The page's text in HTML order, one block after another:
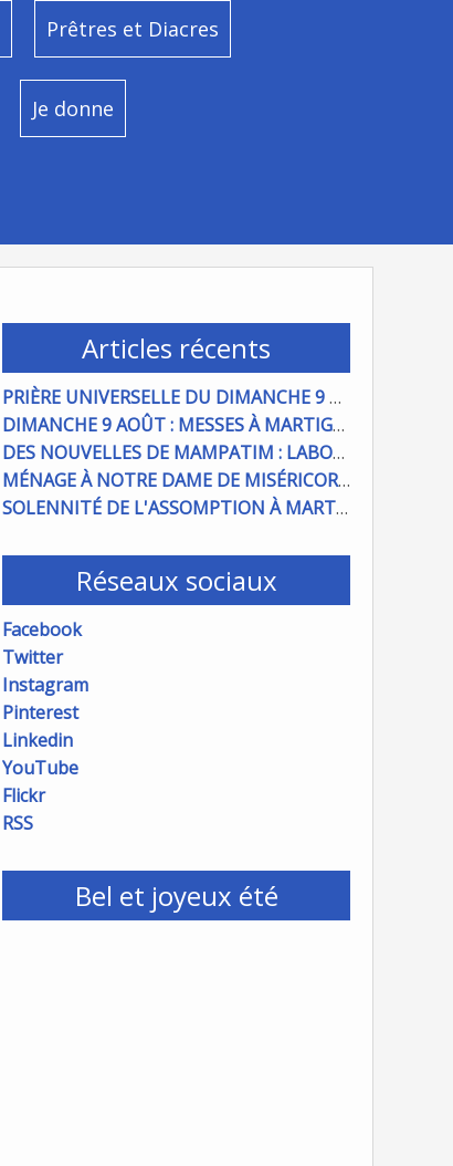
Prêtres et Diacres
Je donne
Articles récents
PRIÈRE UNIVERSELLE DU DIMANCHE 9 AOÜT
DIMANCHE 9 AOÛT : MESSES À MARTIGUES ET PORT DE BOUC
DES NOUVELLES DE MAMPATIM : LABOUR DU CHAMP PAROISSIAL
MÉNAGE À NOTRE DAME DE MISÉRICORDE : ON COMPTE SUR VOUS !
SOLENNITÉ DE L'ASSOMPTION À MARTIGUES ET PORT DE BOUC
Réseaux sociaux
Facebook
Twitter
Instagram
Pinterest
Linkedin
YouTube
Flickr
RSS
Bel et joyeux été